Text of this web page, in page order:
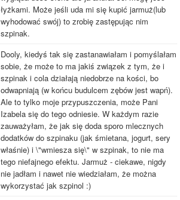
łyżkami. Może jeśli uda mi się kupić jarmuż(lub
wyhodować swój) to zrobię zastępując nim
szpinak.
Dooly, kiedyś tak się zastanawiałam i pomyślałam
sobie, że może to ma jakiś związek z tym, że i
szpinak i cola działają niedobrze na kości, bo
odwapniają (w końcu budulcem zębów jest wapń).
Ale to tylko moje przypuszczenia, może Pani
Izabela się do tego odniesie. W każdym razie
zauważyłam, że jak się doda sporo mlecznych
dodatków do szpinaku (jak śmietana, jogurt, sery
właśnie) i \"wmiesza się\" w szpinak, to nie ma
tego niefajnego efektu. Jarmuż - ciekawe, nigdy
nie jadłam i nawet nie wiedziałam, że można
wykorzystać jak szpinol :)